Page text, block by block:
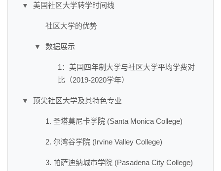
▼ 美国社区大学转学时间线
社区大学的优势
▼ 数据展示
1：美国四年制大学与社区大学平均学费对
比（2019-2020学年）
▼ 顶尖社区大学及其特色专业
1. 圣塔莫尼卡学院 (Santa Monica College)
2. 尔湾谷学院 (Irvine Valley College)
3. 帕萨迪纳城市学院 (Pasadena City College)